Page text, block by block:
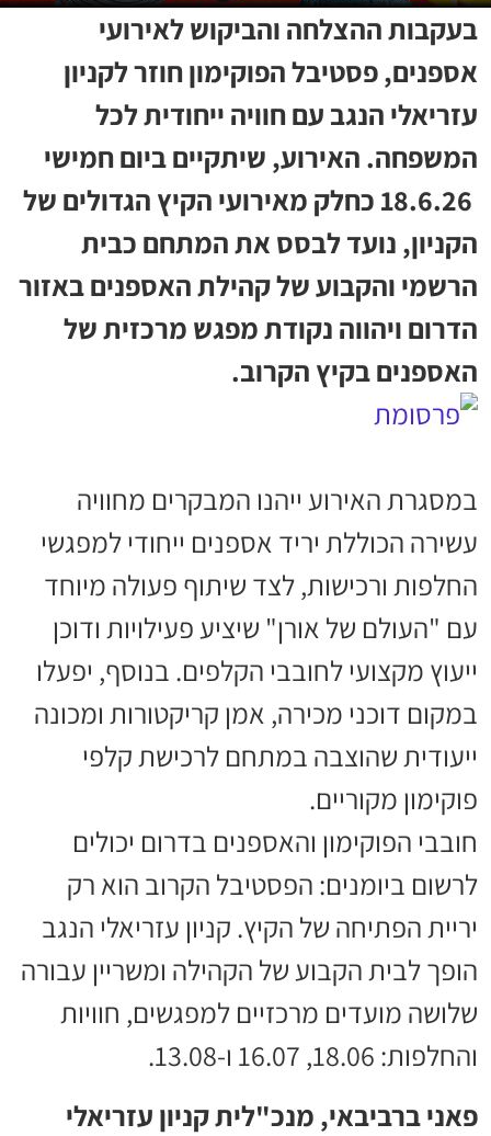
בעקבות ההצלחה והביקוש לאירועי
אספנים, פסטיבל הפוקימון חוזר לקניון
עזריאלי הנגב עם חוויה ייחודית לכל
המשפחה. האירוע, שיתקיים ביום חמישי
18.6.26 כחלק מאירועי הקיץ הגדולים של
הקניון, נועד לבסס את המתחם כבית
הרשמי והקבוע של קהילת האספנים באזור
הדרום ויהווה נקודת מפגש מרכזית של
האספנים בקיץ הקרוב.
במסגרת האירוע ייהנו המבקרים מחוויה
עשירה הכוללת יריד אספנים ייחודי למפגשי
החלפות ורכישות, לצד שיתוף פעולה מיוחד
עם "העולם של אורן" שיציע פעילויות ודוכן
ייעוץ מקצועי לחובבי הקלפים. בנוסף, יפעלו
במקום דוכני מכירה, אמן קריקטורות ומכונה
ייעודית שהוצבה במתחם לרכישת קלפי
פוקימון מקוריים.
חובבי הפוקימון והאספנים בדרום יכולים
לרשום ביומנים: הפסטיבל הקרוב הוא רק
יריית הפתיחה של הקיץ. קניון עזריאלי הנגב
הופך לבית הקבוע של הקהילה ומשריין עבורה
שלושה מועדים מרכזיים למפגשים, חוויות
והחלפות: 18.06, 16.07 ו-13.08.
פאני ברביבאי, מנכ"לית קניון עזריאלי